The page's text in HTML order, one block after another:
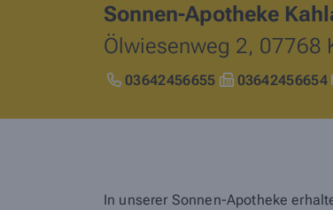
Sonnen-Apotheke
Ölwiesenweg 2, 07768
03642456655 03642456654
In unserer Sonnen-Apotheke